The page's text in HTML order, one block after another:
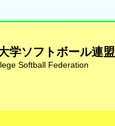
学ソフトボール連盟
Softball Federation